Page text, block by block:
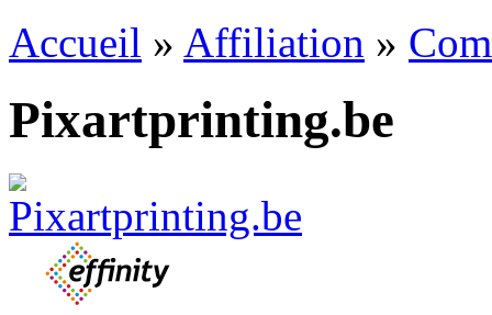
Accueil » Affiliation »
Pixartprinting.be